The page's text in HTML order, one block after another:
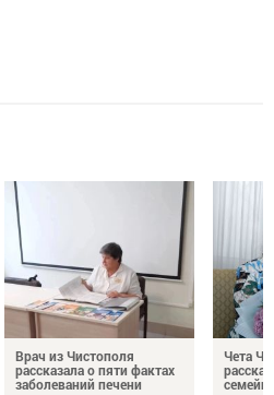
Врач из Чистополя
рассказала о пяти фактах
заболеваний печени
Чета